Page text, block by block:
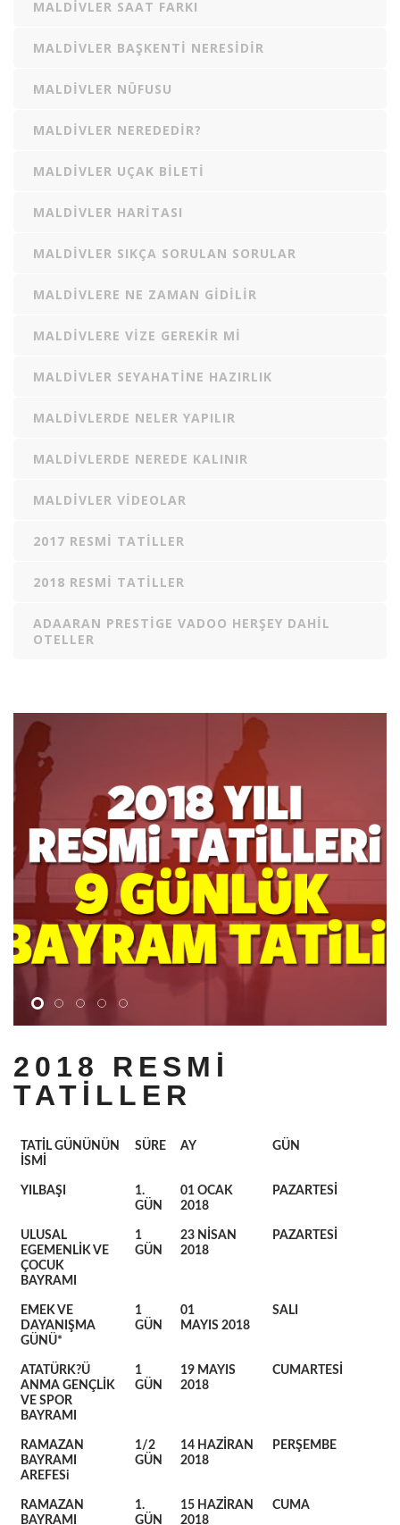
MALDIVLER SAAT FARKI
MALDIVLER BAŞKENTI NERESIDIR
MALDIVLER NÜFUSU
MALDIVLER NEREDEDIR?
MALDIVLER UÇAK BILETI
MALDIVLER HARITASI
MALDIVLER SIKÇA SORULAN SORULAR
MALDIVLERE NE ZAMAN GIDILIR
MALDIVLERE VIZE GEREKIR MI
MALDIVLER SEYAHATINE HAZIRLIK
MALDIVLERDE NELER YAPILIR
MALDIVLERDE NEREDE KALINIR
MALDIVLER VIDEOLAR
2017 RESMI TATILLER
2018 RESMI TATILLER
ADAARAN PRESTIGE VADOO HERŞEY DAHIL
OTELLER
2018 RESMI
TATILLER
TATİL GÜNÜNÜN
İSMİ
SÜRE AY GÜN
YILBAŞI
1.
GÜN
01 OCAK
2018
PAZARTESİ
ULUSAL
EGEMENLİK VE
ÇOCUK
BAYRAMI
1
GÜN
23 NİSAN
2018
PAZARTESİ
EMEK VE
DAYANIŞMA
GÜNÜ*
1
GÜN
01
MAYIS 2018
SALI
ATATÜRK?Ü
ANMA GENÇLİK
VE SPOR
BAYRAMI
1
GÜN
19 MAYIS
2018
CUMARTESİ
RAMAZAN
BAYRAMI
AREFESi
1/2
GÜN
14 HAZİRAN
2018
PERŞEMBE
RAMAZAN
BAYRAMI
1.
GÜN
15 HAZİRAN
2018
CUMA